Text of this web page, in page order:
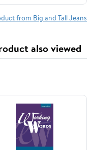
from Big and Tall Jeans
also viewed